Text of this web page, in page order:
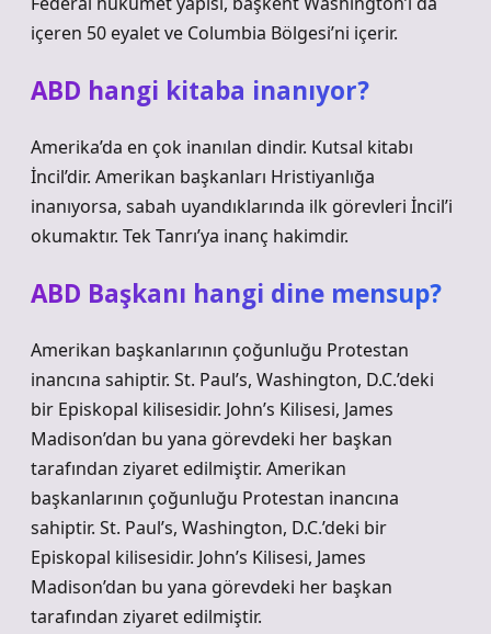
içeren 50 eyalet ve Columbia Bölgesi’ni içerir.
ABD hangi kitaba inanıyor?
Amerika’da en çok inanılan dindir. Kutsal kitabı
İncil’dir. Amerikan başkanları Hristiyanlığa
inanıyorsa, sabah uyandıklarında ilk görevleri İncil’i
okumaktır. Tek Tanrı’ya inanç hakimdir.
ABD Başkanı hangi dine mensup?
Amerikan başkanlarının çoğunluğu Protestan
inancına sahiptir. St. Paul’s, Washington, D.C.’deki
bir Episkopal kilisesidir. John’s Kilisesi, James
Madison’dan bu yana görevdeki her başkan
tarafından ziyaret edilmiştir. Amerikan
başkanlarının çoğunluğu Protestan inancına
sahiptir. St. Paul’s, Washington, D.C.’deki bir
Episkopal kilisesidir. John’s Kilisesi, James
Madison’dan bu yana görevdeki her başkan
tarafından ziyaret edilmiştir.